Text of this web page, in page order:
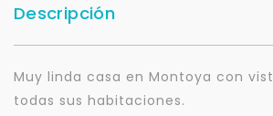
Descripción
Muy linda casa en Montoya con
todas sus habitaciones.